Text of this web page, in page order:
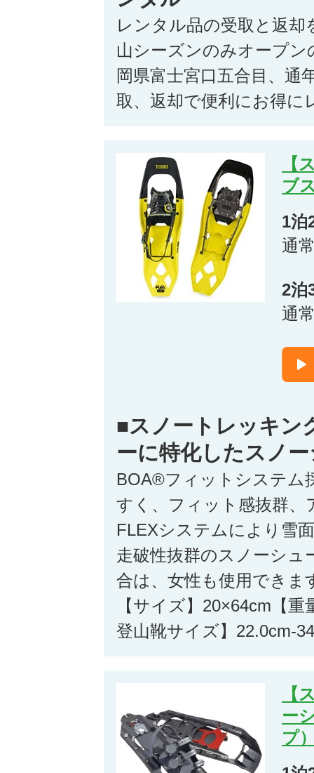
レンタル品の受取と返却
山シーズンのみオープン
岡県富士宮口五合目、通
取、返却で便利にお得に
【
ブ
1泊
通
2泊
通
■スノートレッキン
ーに特化したスノ
BOA®フィットシステム
すく、フィット感抜群
FLEXシステムにより雪
走破性抜群のスノーシュ
合は、女性も使用できま
【サイズ】20×64cm【
登山靴サイズ】22.0cm-
【
ー
プ